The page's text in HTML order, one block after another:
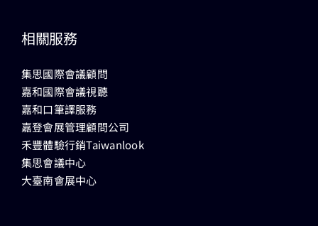
相關服務
集思國際會議顧問
嘉和國際會議視聽
嘉和口筆譯服務
嘉登會展管理顧問公司
禾豐體驗行銷Taiwanlook
集思會議中心
大臺南會展中心